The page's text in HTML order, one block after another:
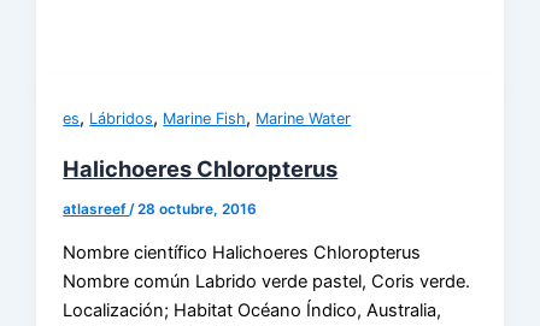
es, Lábridos, Marine Fish, Marine Water
Halichoeres Chloropterus
atlasreef/28 octubre, 2016
Nombre científico Halichoeres Chloropterus
Nombre común Labrido verde pastel, Coris verde.
Localización; Habitat Océano Índico, Australia,